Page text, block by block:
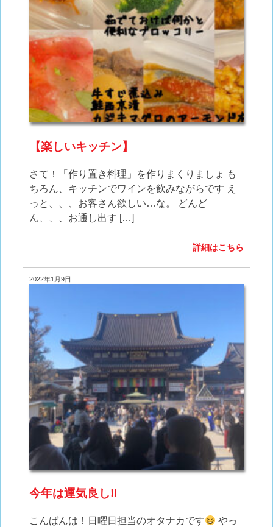
【楽しいキッチン】
さて！「作り置き料理」を作りまくりましょ も
ちろん、キッチンでワインを飲みながらです え
っと、、、お客さん欲しい…な。 どんど
ん、、、お通し出す […]
詳細はこちら
2022年1月9日
今年は運気良し‼︎
こんばんは！日曜日担当のオタナカです
やっ